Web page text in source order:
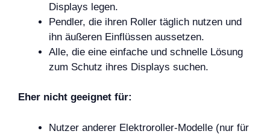
Displays legen.
Pendler, die ihren Roller täglich nutzen und
ihn äußeren Einflüssen aussetzen.
Alle, die eine einfache und schnelle Lösung
zum Schutz ihres Displays suchen.
Eher nicht geeignet für:
Nutzer anderer Elektroroller-Modelle (nur für